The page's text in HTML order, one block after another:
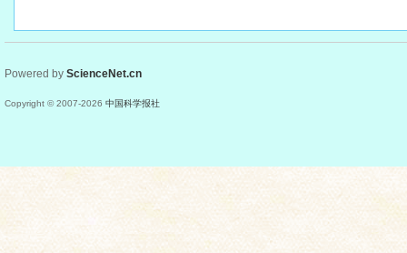
Powered by ScienceNet.cn
Copyright © 2007-2026 中国科学报社